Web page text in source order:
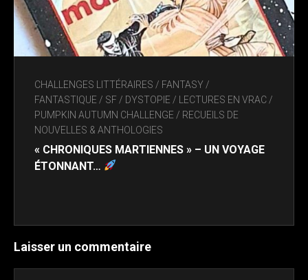
CHALLENGES LITTÉRAIRES / FANTASY /
FANTASTIQUE / SF / DYSTOPIE / LECTURES EN VRAC /
PUMPKIN AUTUMN CHALLENGE / RECUEILS DE
NOUVELLES & ANTHOLOGIES
« CHRONIQUES MARTIENNES » – UN VOYAGE
ÉTONNANT…
Laisser un commentaire